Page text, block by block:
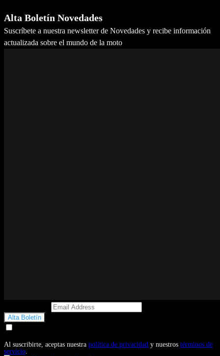
Alta Boletín Novedades
Suscríbete a nuestra newsletter de Novedades y recibe información
actualizada sobre el mundo de la moto
Al suscribirte, aceptas nuestra política de privacidad y nuestros términos de
servicio.